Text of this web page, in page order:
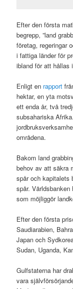
Efter den första
begrepp, ”land
företag, regeringar
i fattiga länder för
ibland för att hållas
Enligt en rapport
hektar, en yta
ett enda år, två
subsahariska
områdena.
Bakom land
behov av att säkra
spår och kapitalets
spår.
som möjliggör
Efter den första
Saudiarabien,
Japan och
Sudan, Uganda,
Gulfstaterna har
vara